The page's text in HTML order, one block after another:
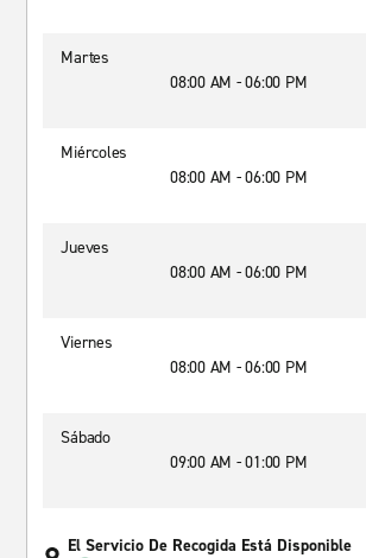
Martes
08:00 AM - 06:00 PM
Miércoles
08:00 AM - 06:00 PM
Jueves
08:00 AM - 06:00 PM
Viernes
08:00 AM - 06:00 PM
Sábado
09:00 AM - 01:00 PM
El Servicio De Recogida Está Disponible